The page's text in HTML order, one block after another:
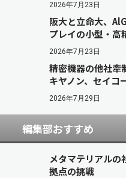
2026年7月23日
阪大と立命大、
プレイの小型・高
2026年7月23日
精密機器の他社
キヤノン、セイコ
2026年7月29日
編集部おすすめ
メタマテリアル
拠点の挑戦